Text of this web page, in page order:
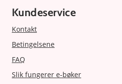
Kundeservice
Kontakt
Betingelsene
FAQ
Slik fungerer e-bøker